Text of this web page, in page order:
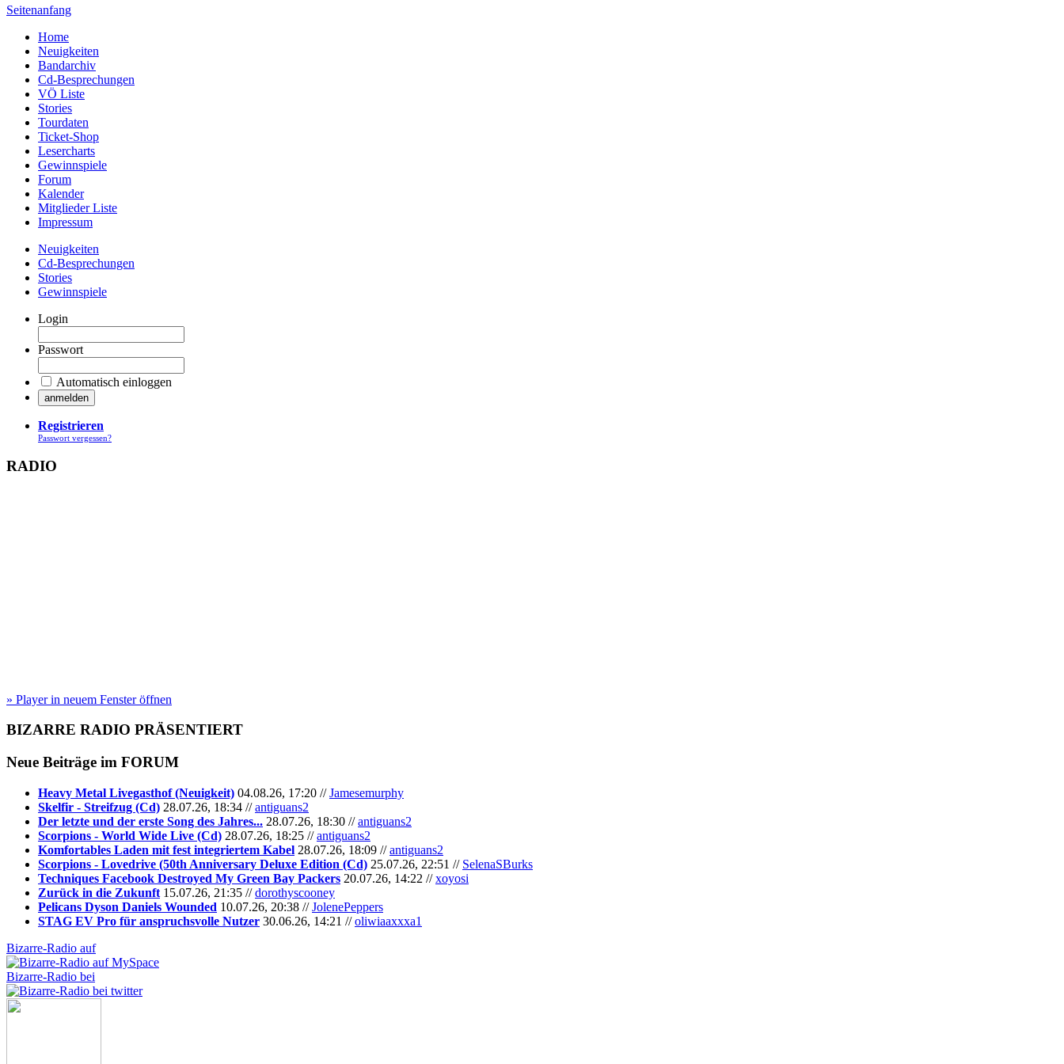
Seitenanfang
Home
Neuigkeiten
Bandarchiv
Cd-Besprechungen
VÖ Liste
Stories
Tourdaten
Ticket-Shop
Lesercharts
Gewinnspiele
Forum
Kalender
Mitglieder Liste
Impressum
Neuigkeiten
Cd-Besprechungen
Stories
Gewinnspiele
Login
Passwort
Automatisch einloggen
Registrieren
Passwort vergessen?
RADIO
» Player in neuem Fenster öffnen
BIZARRE RADIO PRÄSENTIERT
Neue Beiträge im FORUM
Heavy Metal Livegasthof (Neuigkeit) 04.08.26, 17:20 //Jamesemurphy
Skelfir - Streifzug (Cd) 28.07.26, 18:34 //antiguans2
Der letzte und der erste Song des Jahres... 28.07.26, 18:30 //antiguans2
Scorpions - World Wide Live (Cd) 28.07.26, 18:25 //antiguans2
Komfortables Laden mit fest integriertem Kabel 28.07.26, 18:09 //antiguans2
Scorpions - Lovedrive (50th Anniversary Deluxe Edition (Cd) 25.07.26, 22:51 // SelenaSBurks
Techniques Facebook Destroyed My Green Bay Packers 20.07.26, 14:22 //xoyosi
Zurück in die Zukunft 15.07.26, 21:35 //dorothyscooney
Pelicans Dyson Daniels Wounded 10.07.26, 20:38 //JolenePeppers
STAG EV Pro für anspruchsvolle Nutzer 30.06.26, 14:21 //oliwiaaxxxa1
Bizarre-Radio auf
Bizarre-Radio bei